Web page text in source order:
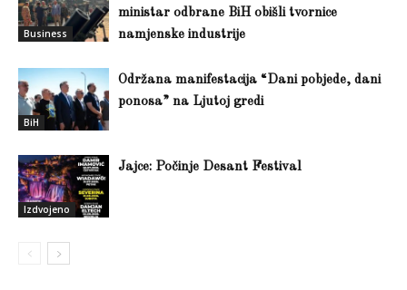
Business
ministar odbrane BiH obišli tvornice
namjenske industrije
BiH
Održana manifestacija “Dani pobjede, dani
ponosa” na Ljutoj gredi
Izdvojeno
Jajce: Počinje Desant Festival